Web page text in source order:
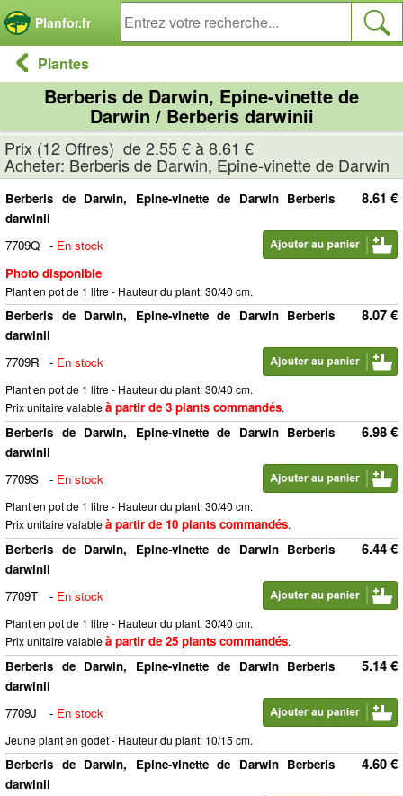
Planfor.fr
Plantes
Berberis de Darwin, Epine-vinette de
Darwin / Berberis darwinii
Prix (12 Offres) de 2.55 € à 8.61 €
Acheter: Berberis de Darwin, Epine-vinette de Darwin
8.61 €
Berberis de Darwin, Epine-vinette de Darwin Berberis
darwinii
7709Q - En stock
Photo disponible
Plant en pot de 1 litre - Hauteur du plant: 30/40 cm.
8.07 €
Berberis de Darwin, Epine-vinette de Darwin Berberis
darwinii
7709R
- En stock
Plant en pot de 1 litre - Hauteur du plant: 30/40 cm.
Prix unitaire valableà partir de 3 plants commandés.
6.98 €
Berberis de Darwin, Epine-vinette de Darwin Berberis
darwinii
7709S
- En stock
Plant en pot de 1 litre - Hauteur du plant: 30/40 cm.
Prix unitaire valableà partir de 10 plants commandés.
6.44 €
Berberis de Darwin, Epine-vinette de Darwin Berberis
darwinii
7709T
- En stock
Plant en pot de 1 litre - Hauteur du plant: 30/40 cm.
Prix unitaire valableà partir de 25 plants commandés.
5.14 €
Berberis de Darwin, Epine-vinette de Darwin Berberis
darwinii
7709J
- En stock
Jeune plant en godet - Hauteur du plant: 10/15 cm.
4.60 €
Berberis de Darwin, Epine-vinette de Darwin Berberis
darwinii
Panneau de gestion des cookies